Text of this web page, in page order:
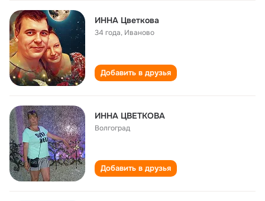
ИННА Цветкова
34 года, Иваново
Добавить в друзья
ИННА ЦВЕТКОВА
Волгоград
Добавить в друзья